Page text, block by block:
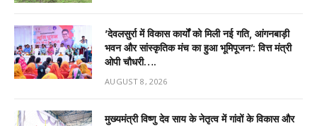
’देवलसुर्रा में विकास कार्यों को मिली नई गति, आंगनबाड़ी
भवन और सांस्कृतिक मंच का हुआ भूमिपूजन’: वित्त मंत्री
ओपी चौधरी….
AUGUST 8, 2026
मुख्यमंत्री विष्णु देव साय के नेतृत्व में गांवों के विकास और